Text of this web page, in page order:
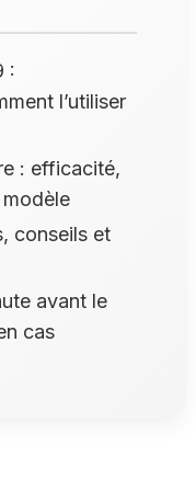
:
l’utiliser
: efficacité,
conseils et
avant le
cas